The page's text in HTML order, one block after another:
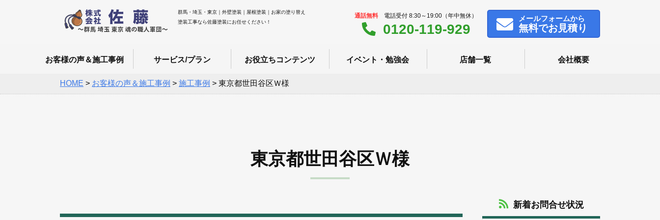
群馬・埼玉・東京｜外壁塗装｜屋根塗装｜お家の塗り替え
塗装工事なら佐藤塗装にお任せください！
通話無料 電話受付 8:30～19:00（年中無休）
0120-119-929
メールフォームから
無料でお見積り
お客様の声＆施工事例 サービス/プラン お役立ちコンテンツ イベント・勉強会 店舗一覧 会社概要
HOME > お客様の声＆施工事例 > 施工事例 > 東京都世田谷区Ｗ様
東京都世田谷区Ｗ様
新着お問合せ状況